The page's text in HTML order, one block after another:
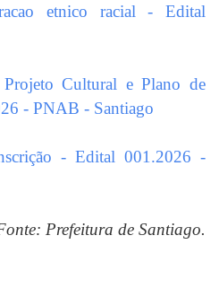
etnico racial - Edital
Cultural e Plano de
- PNAB - Santiago
- Edital 001.2026 -
Prefeitura de Santiago.